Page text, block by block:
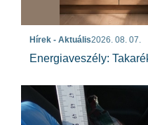
Hírek - Aktuális2026. 08. 07.
Energiaveszély: